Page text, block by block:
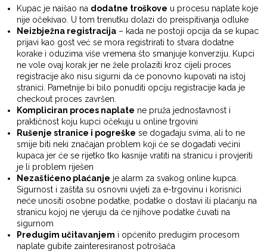
Kupac je naišao na dodatne troškove u procesu naplate koje
nije očekivao. U tom trenutku dolazi do preispitivanja odluke
Neizbježna registracija – kada ne postoji opcija da se kupac
prijavi kao gost već se mora registrirati to stvara dodatne
korake i oduzima više vremena što smanjuje konverziju. Kupci
ne vole ovaj korak jer ne žele prolaziti kroz cijeli proces
registracije ako nisu sigurni da će ponovno kupovati na istoj
stranici. Pametnije bi bilo ponuditi opciju registracije kada je
checkout proces završen.
Kompliciran proces naplate ne pruža jednostavnost i
praktičnost koju kupci očekuju u online trgovini
Rušenje stranice i pogreške se događaju svima, ali to ne
smije biti neki značajan problem koji će se događati većini
kupaca jer će se rijetko tko kasnije vratiti na stranicu i provjeriti
je li problem riješen
Nezaštićeno plaćanje je alarm za svakog online kupca.
Sigurnost i zaštita su osnovni uvjeti za e-trgovinu i korisnici
neće unositi osobne podatke, podatke o dostavi ili plaćanju na
stranicu kojoj ne vjeruju da će njihove podatke čuvati na
sigurnom
Predugim učitavanjem i općenito predugim procesom
naplate gubite zainteresiranost potrošača